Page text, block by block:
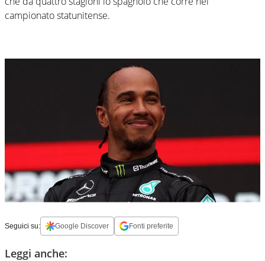
campionato statunitense.
Seguici su: Google Discover Fonti preferite
Leggi anche: